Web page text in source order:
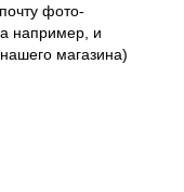
фото-
например, и
магазина)